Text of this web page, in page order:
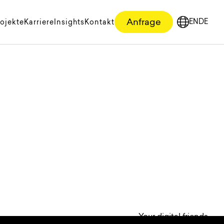
KarriereInsightsKontakt Anfrage EN
English
DE
Your digital friends